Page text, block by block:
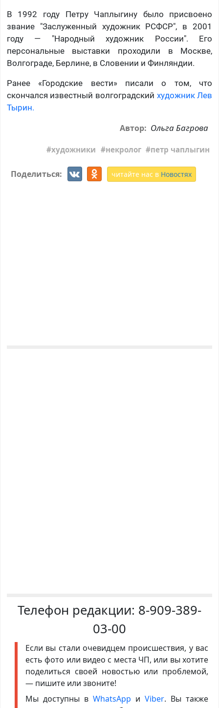
В 1992 году Петру Чаплыгину было присвоено
звание "Заслуженный художник РСФСР", в 2001
году — "Народный художник России". Его
персональные выставки проходили в Москве,
Волгограде, Берлине, в Словении и Финляндии.
Ранее «Городские вести» писали о том, что
скончался известный волгоградский художник Лев
Тырин.
Автор: Ольга Багрова
художники некролог петр чаплыгин
Поделиться: читайте нас в Новостях
Телефон редакции: 8-909-389-
03-00
Если вы стали очевидцем происшествия, у вас
есть фото или видео с места ЧП, или вы хотите
поделиться своей новостью или проблемой,
— пишите или звоните!
Мы доступны в WhatsApp иViber. Вы также